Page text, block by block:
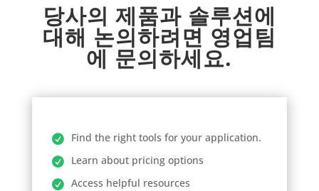
당사의 제품과 솔루션에
대해 논의하려면 영업팀
에 문의하세요.
Find the right tools for your application.
Learn about pricing options
Access helpful resources